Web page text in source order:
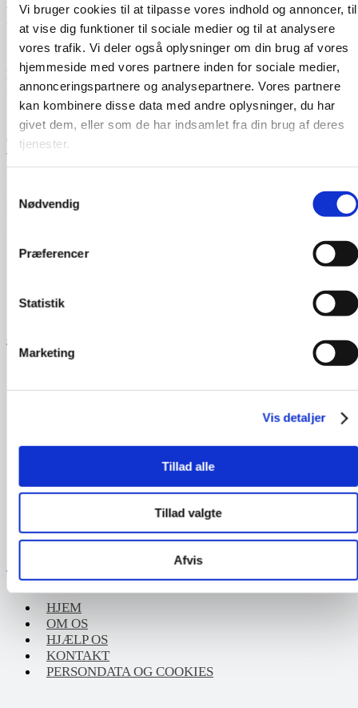
Vi bruger cookies til at tilpasse vores indhold og annoncer, til
at vise dig funktioner til sociale medier og til at analysere
vores trafik. Vi deler også oplysninger om din brug af vores
hjemmeside med vores partnere inden for sociale medier,
annonceringspartnere og analysepartnere. Vores partnere
kan kombinere disse data med andre oplysninger, du har
givet dem, eller som de har indsamlet fra din brug af deres
tjenester.
Nødvendig
Præferencer
Statistik
Marketing
Vis detaljer
Tillad alle
Tillad valgte
Afvis
FORSIDE
KIRKENS KORSHÆR SVENDBORG
Dronningholmsvej 61
5700 Svendborg
CVR: 26681952
Tlf. 28 25 62 57
Bankoplysninger:
ÅBNINGSTIDER
Torsdag
08.15–13.30
Lørdag
Lukket
HJEM
OM OS
HJÆLP OS
KONTAKT
PERSONDATA OG COOKIES